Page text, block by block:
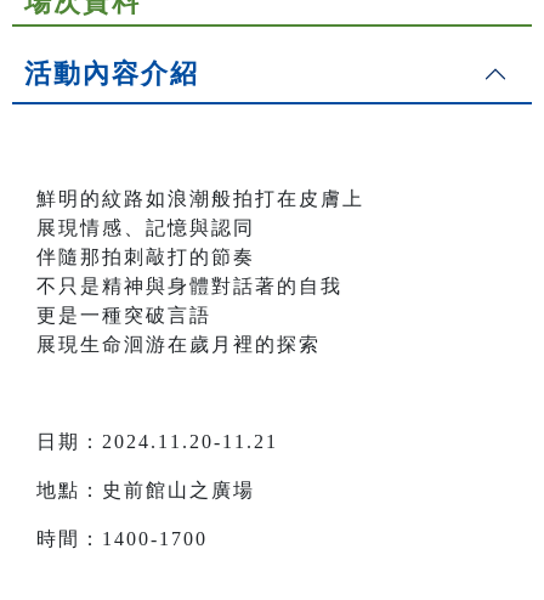
活動內容介紹
鮮明的紋路如浪潮般拍打在皮膚上
展現情感、記憶與認同
伴隨那拍刺敲打的節奏
不只是精神與身體對話著的自我
更是一種突破言語
展現生命洄游在歲月裡的探索
日期：2024.11.20-11.21
地點：史前館山之廣場
時間：1400-1700